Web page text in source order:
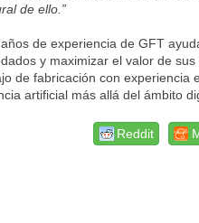
de ello.”
de experiencia de GFT
y maximizar el valor de
de fabricación con experiencia
artificial más allá del ámbito
Reddit